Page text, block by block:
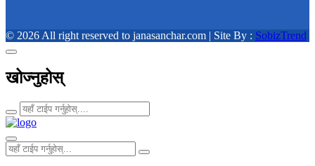
© 2026 All right reserved to janasanchar.com | Site By : SobizTrend
खोज्नुहोस्